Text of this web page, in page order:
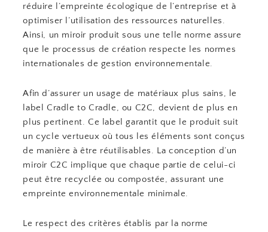
réduire l’empreinte écologique de l’entreprise et à
optimiser l’utilisation des ressources naturelles.
Ainsi, un miroir produit sous une telle norme assure
que le processus de création respecte les normes
internationales de gestion environnementale.
Afin d’assurer un usage de matériaux plus sains, le
label Cradle to Cradle, ou C2C, devient de plus en
plus pertinent. Ce label garantit que le produit suit
un cycle vertueux où tous les éléments sont conçus
de manière à être réutilisables. La conception d’un
miroir C2C implique que chaque partie de celui-ci
peut être recyclée ou compostée, assurant une
empreinte environnementale minimale.
Le respect des critères établis par la norme